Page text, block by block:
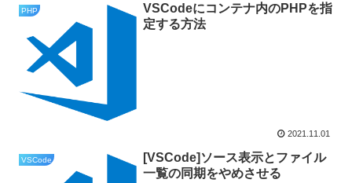
PHP
VSCodeにコンテナ内のPHPを指
定する方法
2021.11.01
VSCode
[VSCode]ソース表示とファイル
一覧の同期をやめさせる